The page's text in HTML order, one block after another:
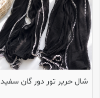
شال حریر تور دور گان سفید